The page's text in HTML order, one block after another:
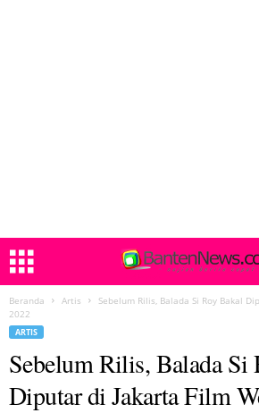
Beranda Artis
Sebelum Rilis, Balada Si Roy Bakal
2022
ARTIS
Sebelum Rilis, Balada Si
Diputar di Jakarta Film